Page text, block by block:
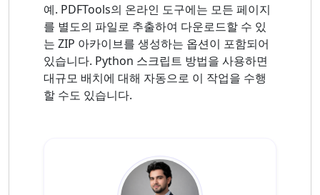
예. PDFTools의 온라인 도구에는 모든 페이지
를 별도의 파일로 추출하여 다운로드할 수 있
는 ZIP 아카이브를 생성하는 옵션이 포함되어
있습니다. Python 스크립트 방법을 사용하면
대규모 배치에 대해 자동으로 이 작업을 수행
할 수도 있습니다.